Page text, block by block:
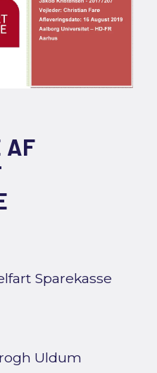
AF
Sparekasse
Uldum